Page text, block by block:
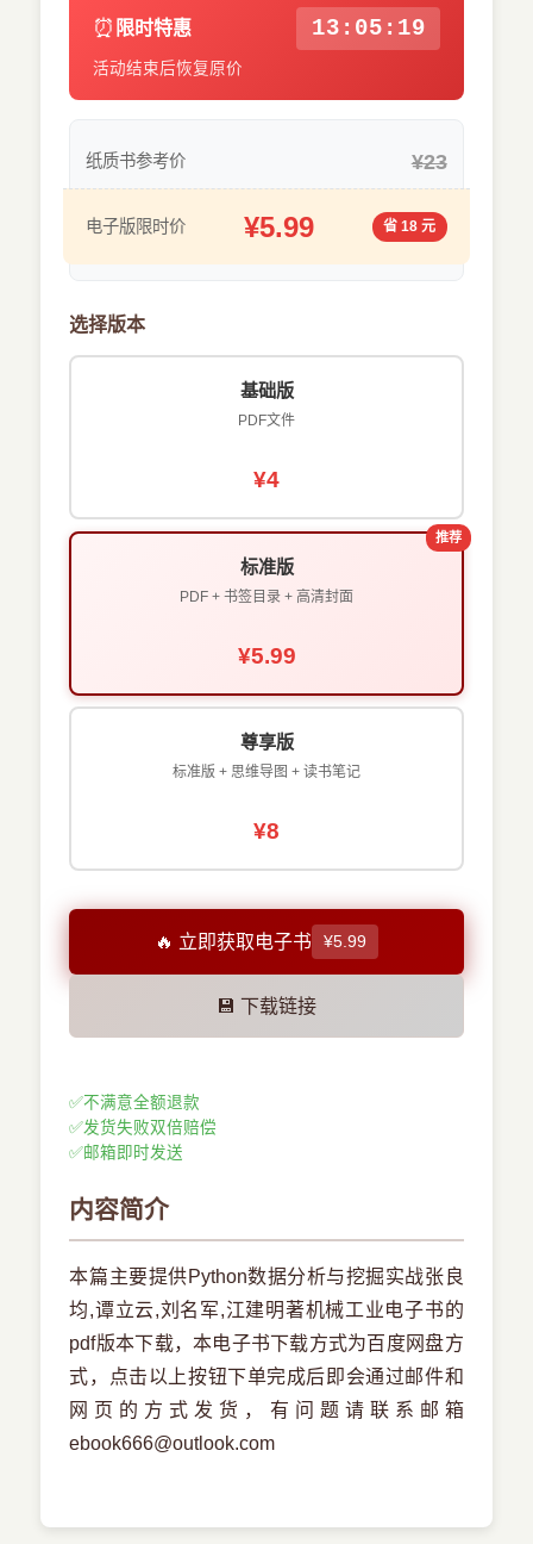
⏰ 限时特惠 13:05:18
活动结束后恢复原价
纸质书参考价 ¥23
电子版限时价 ¥5.99 省 18 元
选择版本
基础版
PDF文件
¥4
推荐
标准版
PDF + 书签目录 + 高清封面
¥5.99
尊享版
标准版 + 思维导图 + 读书笔记
¥8
🔥 立即获取电子书 ¥5.99
💾 下载链接
✅不满意全额退款
✅发货失败双倍赔偿
✅邮箱即时发送
内容简介
本篇主要提供Python数据分析与挖掘实战张良
均,谭立云,刘名军,江建明著机械工业电子书的
pdf版本下载，本电子书下载方式为百度网盘方
式，点击以上按钮下单完成后即会通过邮件和
网页的方式发货，有问题请联系邮箱
ebook666@outlook.com